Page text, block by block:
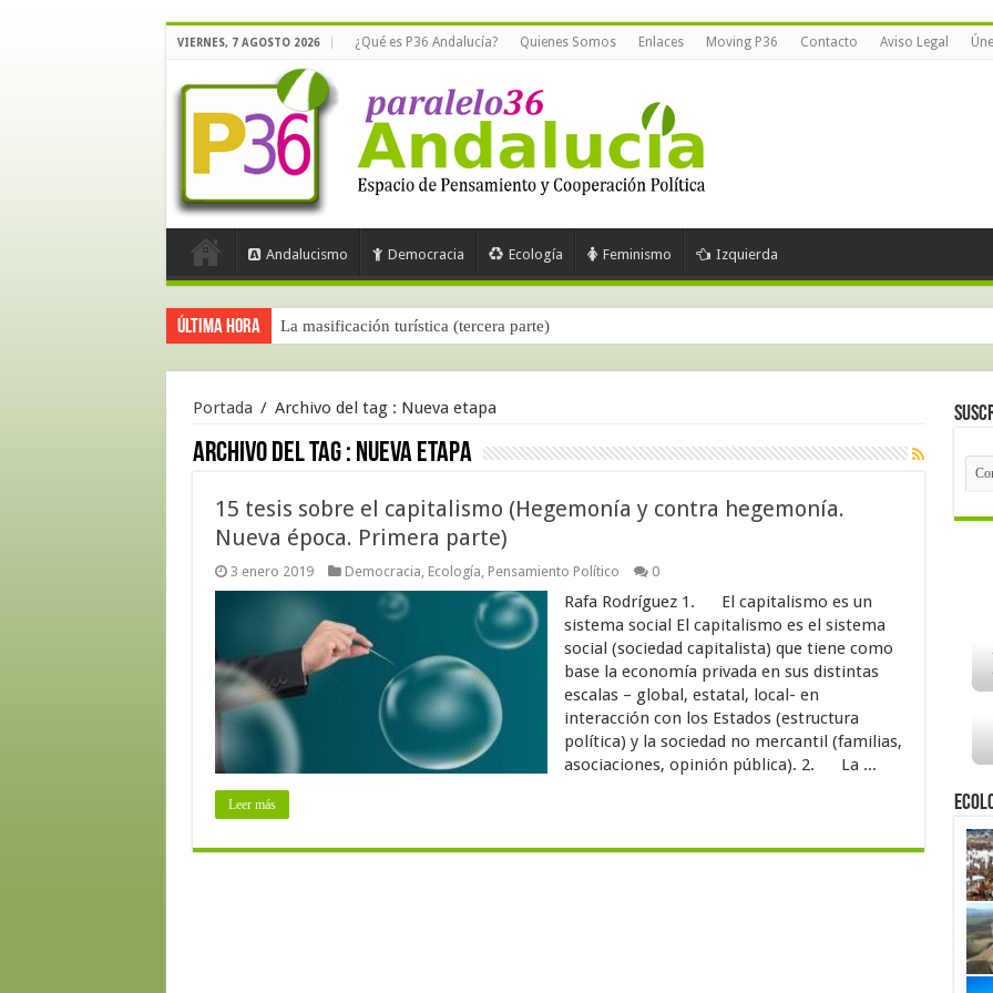
VIERNES, 7 AGOSTO 2026 ¿Qué es P36 Andalucía? Quienes Somos Enlaces Moving P36 Contacto Aviso Legal
Andalucismo Democracia Ecología Feminismo Izquierda
Última hora La masificación turística (tercera parte)
Portada / Archivo del tag : Nueva etapa
Archivo del tag : Nueva etapa
15 tesis sobre el capitalismo (Hegemonía y contra hegemonía.
Nueva época. Primera parte)
3 enero 2019 Democracia, Ecología, Pensamiento Político 0
Rafa Rodríguez 1. El capitalismo es un
sistema social El capitalismo es el sistema
social (sociedad capitalista) que tiene como
base la economía privada en sus distintas
escalas – global, estatal, local- en
interacción con los Estados (estructura
política) y la sociedad no mercantil (familias,
asociaciones, opinión pública). 2. La ...
Leer más